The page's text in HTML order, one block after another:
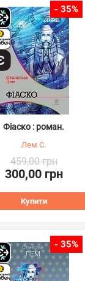
- 35%
Фіаско : роман.
Лем С.
459,00 грн
300,00 грн
Купити
- 35%